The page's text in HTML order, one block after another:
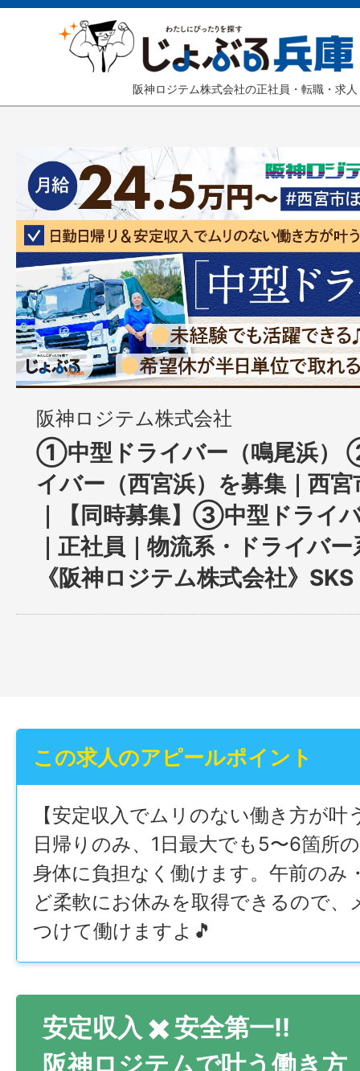
阪神ロジテム株式会社の正社員・転職・求人
阪神ロジテム株式会社
①中型ドライバー（鳴尾浜）
イバー（西宮浜）を募集｜西
｜【同時募集】③中型ドライ
｜正社員｜物流系・ドライバ
《阪神ロジテム株式会社》SKS
この求人のアピールポイント
【安定収入でムリのない働き方が叶
日帰りのみ、1日最大でも5〜6箇所
身体に負担なく働けます。午前のみ
ど柔軟にお休みを取得できるので、
つけて働けますよ🎵
安定収入 ✖️ 安全第一!!
阪神ロジテムで叶う働き方